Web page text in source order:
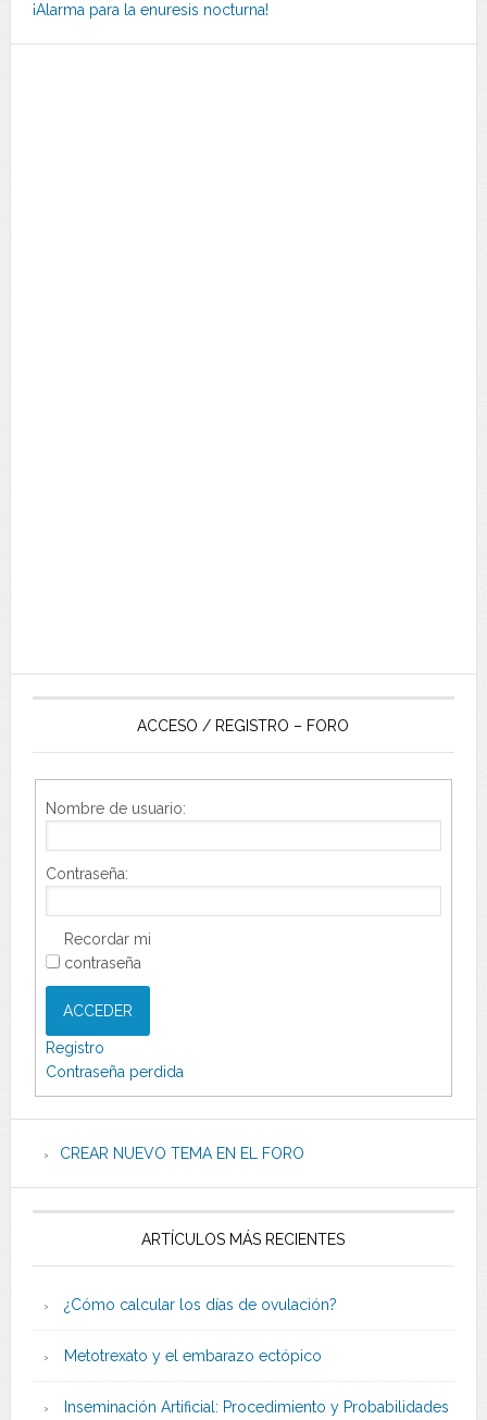
¡Alarma para la enuresis nocturna!
ACCESO / REGISTRO – FORO
Nombre de usuario:
Contraseña:
Recordar mi
contraseña
ACCEDER
Registro
Contraseña perdida
CREAR NUEVO TEMA EN EL FORO
ARTÍCULOS MÁS RECIENTES
¿Cómo calcular los días de ovulación?
Metotrexato y el embarazo ectópico
Inseminación Artificial: Procedimiento y Probabilidades